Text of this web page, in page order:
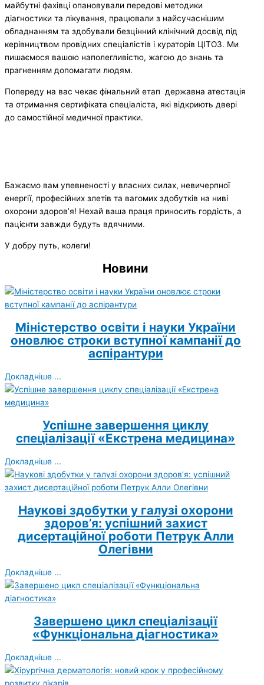
майбутні фахівці опановували передові методики
діагностики та лікування, працювали з найсучаснішим
обладнанням та здобували безцінний клінічний досвід під
керівництвом провідних спеціалістів і кураторів ЦІТОЗ. Ми
пишаємося вашою наполегливістю, жагою до знань та
прагненням допомагати людям.
Попереду на вас чекає фінальний етап державна атестація
та отримання сертифіката спеціаліста, які відкриють двері
до самостійної медичної практики.
Бажаємо вам упевненості у власних силах, невичерпної
енергії, професійних злетів та вагомих здобутків на ниві
охорони здоров’я! Нехай ваша праця приносить гордість, а
пацієнти завжди будуть вдячними.
У добру путь, колеги!
Новини
Міністерство освіти і науки України
оновлює строки вступної кампанії до
аспірантури
Докладніше ...
Успішне завершення циклу
спеціалізації «Екстрена медицина»
Докладніше ...
Наукові здобутки у галузі охорони
здоров’я: успішний захист
дисертаційної роботи Петрук Алли
Олегівни
Докладніше ...
Завершено цикл спеціалізації
«Функціональна діагностика»
Докладніше ...